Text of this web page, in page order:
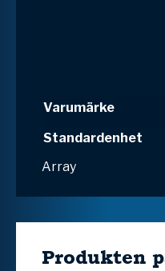
Varumärke
Standardenhet
Array
Produkten